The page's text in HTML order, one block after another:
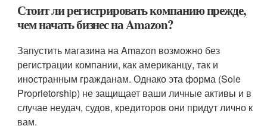
Стоит ли регистрировать компанию прежде,
чем начать бизнес на Amazon?
Запустить магазина на Amazon возможно без
регистрации компании, как американцу, так и
иностранным гражданам. Однако эта форма (Sole
Proprietorship) не защищает ваши личные активы и в
случае неудач, судов, кредиторов они придут лично к
вам.